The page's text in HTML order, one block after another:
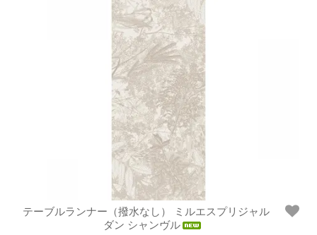
テーブルランナー（撥水なし） ミルエスプリジャル
ダン シャンヴル